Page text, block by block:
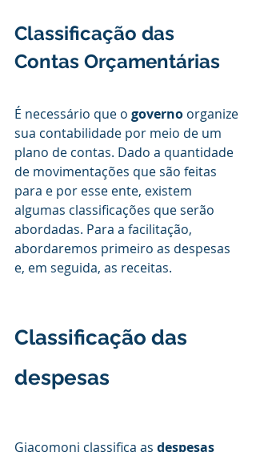
Classificação das
Contas Orçamentárias
É necessário que o governo organize
sua contabilidade por meio de um
plano de contas. Dado a quantidade
de movimentações que são feitas
para e por esse ente, existem
algumas classificações que serão
abordadas. Para a facilitação,
abordaremos primeiro as despesas
e, em seguida, as receitas.
Classificação das
despesas
Giacomoni classifica as despesas